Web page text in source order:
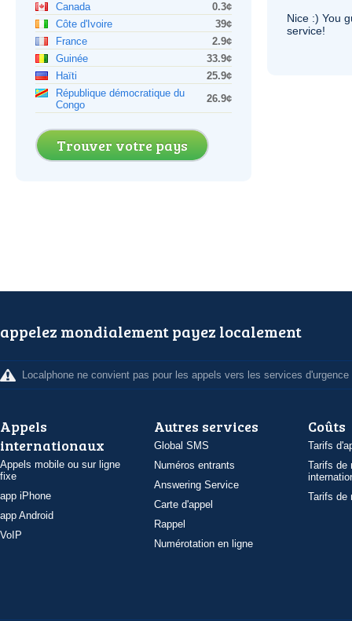
Canada
0.3¢
Côte d'Ivoire
39¢
France
2.9¢
Guinée
33.9¢
Haïti
25.9¢
République démocratique du
Congo
26.9¢
Trouver votre pays
Nice :) You
service!
appelez mondialement payez localement
Localphone ne convient pas pour les appels vers les services d'urgence
Appels
internationaux
Appels mobile ou sur ligne
fixe
app iPhone
app Android
VoIP
Autres services
Global SMS
Numéros entrants
Answering Service
Carte d'appel
Rappel
Numérotation en ligne
Coûts
Tarifs
Tarifs de
Tarifs de